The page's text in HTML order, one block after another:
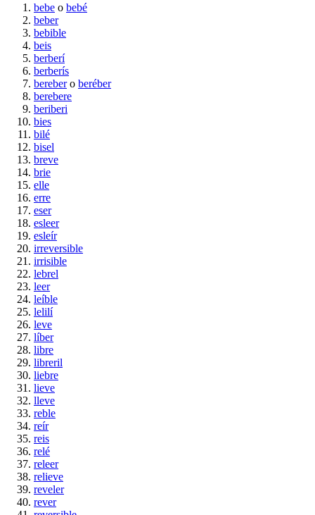
bebe o bebé
beber
bebible
beis
berberí
berberís
berebero beréber
berebere
beriberi
bies
bilé
bisel
breve
brie
elle
erre
eser
esleer
esleír
irreversible
irrisible
lebrel
leer
leíble
lelilí
leve
líber
libre
libreril
liebre
lieve
lleve
reble
reír
reis
relé
releer
relieve
reveler
rever